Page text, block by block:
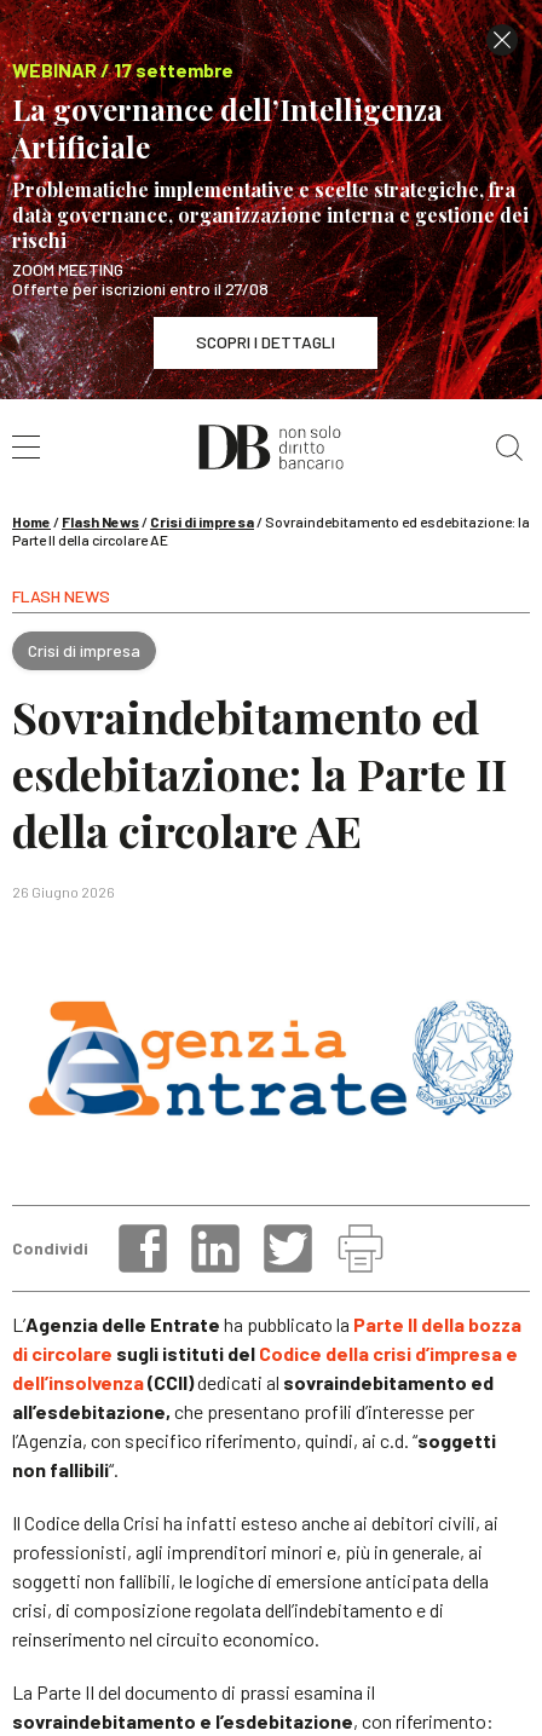
WEBINAR / 17 settembre
La governance dell’Intelligenza
Artificiale
Problematiche implementative e scelte strategiche, fra
data governance, organizzazione interna e gestione dei
rischi
ZOOM MEETING
Offerte per iscrizioni entro il 27/08
SCOPRI I DETTAGLI
WEBINAR / 17 settembre
La governance dell’Intelligenza Artificiale
Home / Flash News/ Crisi di impresa/ Sovraindebitamento ed esdebitazione: la
Parte II della circolare AE
FLASH NEWS
Crisi di impresa
Sovraindebitamento ed
esdebitazione: la Parte II
della circolare AE
26 Giugno 2026
Condividi
L’Agenzia delle Entrate ha pubblicato la Parte II della bozza
di circolare sugli istituti del Codice della crisi d’impresa e
dell’insolvenza(CCII)dedicati al sovraindebitamento ed
all’esdebitazione, che presentano profili d’interesse per
l’Agenzia, con specifico riferimento, quindi, ai c.d. “soggetti
non fallibili“.
Il Codice della Crisi ha infatti esteso anche ai debitori civili, ai
professionisti, agli imprenditori minori e, più in generale, ai
soggetti non fallibili, le logiche di emersione anticipata della
crisi, di composizione regolata dell’indebitamento e di
reinserimento nel circuito economico.
La Parte II del documento di prassi esamina il
sovraindebitamento e l’esdebitazione, con riferimento: